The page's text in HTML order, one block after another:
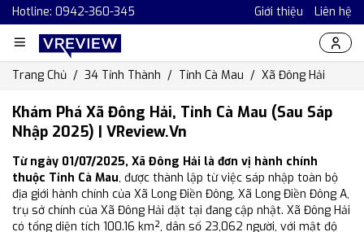
Hotline: 0942-360-345 Giới thiệu Liên hệ
Trang Chủ 34 Tỉnh Thành Tỉnh Cà Mau Xã Đông Hải
Khám Phá Xã Đông Hải, Tỉnh Cà Mau (Sau Sáp
Nhập 2025) | VReview.vn
Từ ngày 01/07/2025, Xã Đông Hải là đơn vị hành chính
thuộc Tỉnh Cà Mau, được thành lập từ việc sáp nhập toàn bộ
địa giới hành chính của Xã Long Điền Đông, Xã Long Điền Đông A,
trụ sở chính của Xã Đông Hải đặt tại đang cập nhật. Xã Đông Hải
có tổng diện tích 100.16 km², dân số 23,062 người, với mật độ